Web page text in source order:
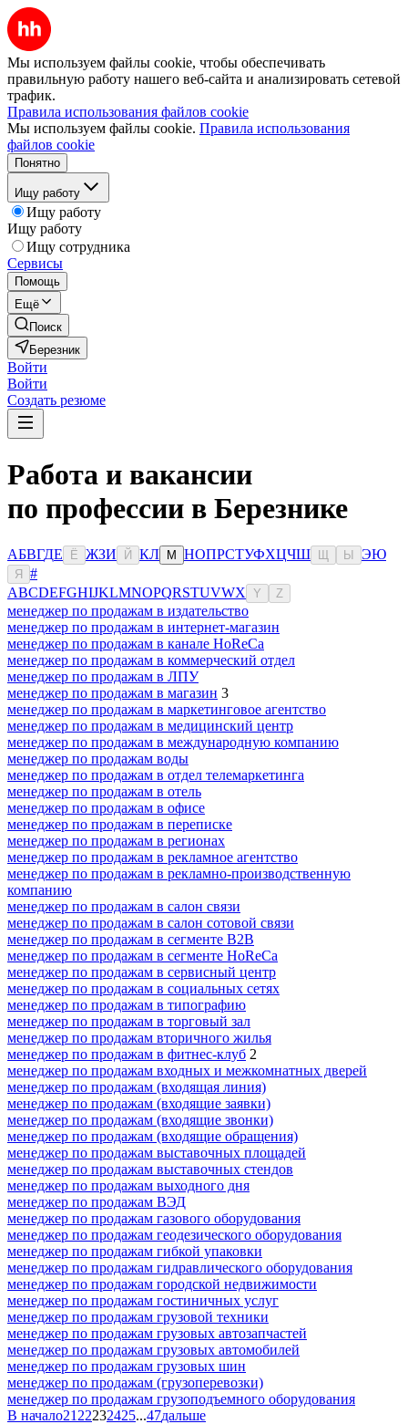
Мы используем файлы cookie, чтобы обеспечивать
правильную работу нашего веб-сайта и анализировать сетевой
трафик.
Правила использования файлов cookie
Мы используем файлы cookie. Правила использования
файлов cookie
Понятно
Ищу работу
Ищу работу
Ищу работу
Ищу сотрудника
Сервисы
Помощь
Ещё
Поиск
Березник
Войти
Войти
Создать резюме
Работа и вакансии
по профессии в Березнике
АБВГДЕ Ё ЖЗИ Й КЛ М НОПРСТУФХЦЧШ Ы ЭЮ
Я
#
ABCDEFGHIJKLMNOPQRSTUVWX Y Z
менеджер по продажам в издательство
менеджер по продажам в интернет-магазин
менеджер по продажам в канале HoReCa
менеджер по продажам в коммерческий отдел
менеджер по продажам в ЛПУ
менеджер по продажам в магазин 3
менеджер по продажам в маркетинговое агентство
менеджер по продажам в медицинский центр
менеджер по продажам в международную компанию
менеджер по продажам воды
менеджер по продажам в отдел телемаркетинга
менеджер по продажам в отель
менеджер по продажам в офисе
менеджер по продажам в переписке
менеджер по продажам в регионах
менеджер по продажам в рекламное агентство
менеджер по продажам в рекламно-производственную
компанию
менеджер по продажам в салон связи
менеджер по продажам в салон сотовой связи
менеджер по продажам в сегменте B2B
менеджер по продажам в сегменте HoReCa
менеджер по продажам в сервисный центр
менеджер по продажам в социальных сетях
менеджер по продажам в типографию
менеджер по продажам в торговый зал
менеджер по продажам вторичного жилья
менеджер по продажам в фитнес-клуб 2
менеджер по продажам входных и межкомнатных дверей
менеджер по продажам (входящая линия)
менеджер по продажам (входящие заявки)
менеджер по продажам (входящие звонки)
менеджер по продажам (входящие обращения)
менеджер по продажам выставочных площадей
менеджер по продажам выставочных стендов
менеджер по продажам выходного дня
менеджер по продажам ВЭД
менеджер по продажам газового оборудования
менеджер по продажам геодезического оборудования
менеджер по продажам гибкой упаковки
менеджер по продажам гидравлического оборудования
менеджер по продажам городской недвижимости
менеджер по продажам гостиничных услуг
менеджер по продажам грузовой техники
менеджер по продажам грузовых автозапчастей
менеджер по продажам грузовых автомобилей
менеджер по продажам грузовых шин
менеджер по продажам (грузоперевозки)
менеджер по продажам грузоподъемного оборудования
В начало21 22232425...47дальше